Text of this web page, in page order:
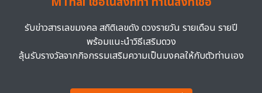
รับข่าวสารเลขมงคล สถิติเลขดัง ดวงรายวัน รายเดือน รายปี
พร้อมแนะนำวิธีเสริมดวง
ลุ้นรับรางวัลจากกิจกรรมเสริมความเป็นมงคลให้กับตัวท่านเอง